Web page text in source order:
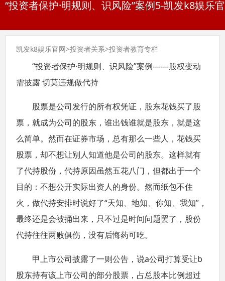
“投资者保护·明规则、识风险”案例5-凯发k8娱乐
凯发k8娱乐官网>投资者关系>投资者教育专栏
“投资者保护·明规则、识风险”案例——股权变动
需披露 切莫违规做代持
股票是公司发行的所有权凭证，股东花钱买了股
票，就成为公司的股东，谁出钱谁就是股东，就是这
么简单。然而在证券市场，总有那么一些人，花钱买
股票，却不想让别人知道他是公司的股东。这样就有
了代持股份，代持原因虽然五花八门，但都出于一个
目的：不想公开实际出资人的身份。然而纸包不住
火，做代持安排时说好了“天知、地知、你知、我知”，
最终还是会被捅出来，只不过是时间问题罢了，股份
代持往往两败俱伤，没有后悔药可吃。
甲上市公司披露了一则公告，说a公司打算受让b
股东持有该上市公司的部分股票，占总股本比例超过